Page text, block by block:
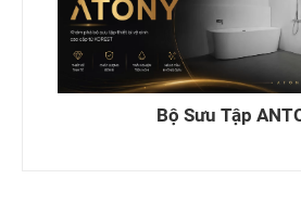
Bộ Sưu Tập